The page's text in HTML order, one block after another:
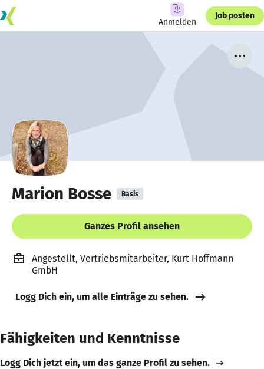
Anmelden
Job posten
Marion Bosse Basis
Ganzes Profil ansehen
Angestellt, Vertriebsmitarbeiter, Kurt Hoffmann
GmbH
Logg Dich ein, um alle Einträge zu sehen.
Fähigkeiten und Kenntnisse
Logg Dich jetzt ein, um das ganze Profil zu sehen.